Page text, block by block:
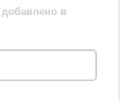
добавлено в